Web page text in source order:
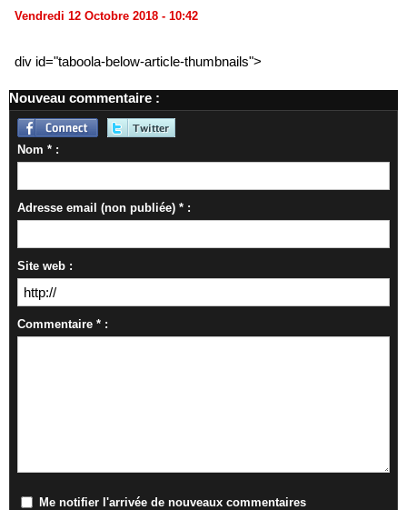
Vendredi 12 Octobre 2018 - 10:42
div id="taboola-below-article-thumbnails">
Nouveau commentaire :
Nom * :
Adresse email (non publiée) * :
Site web :
Commentaire * :
Me notifier l'arrivée de nouveaux commentaires